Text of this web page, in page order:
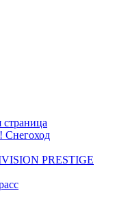
страница
Снегоход
PRESTIGE